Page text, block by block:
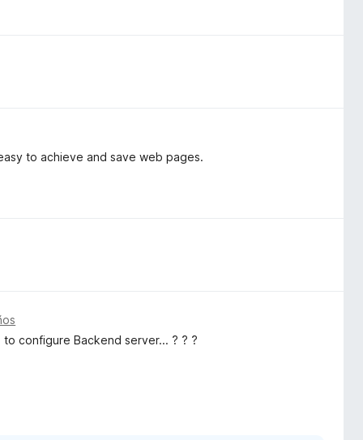
to achieve and save web pages.
configure Backend server... ? ? ?